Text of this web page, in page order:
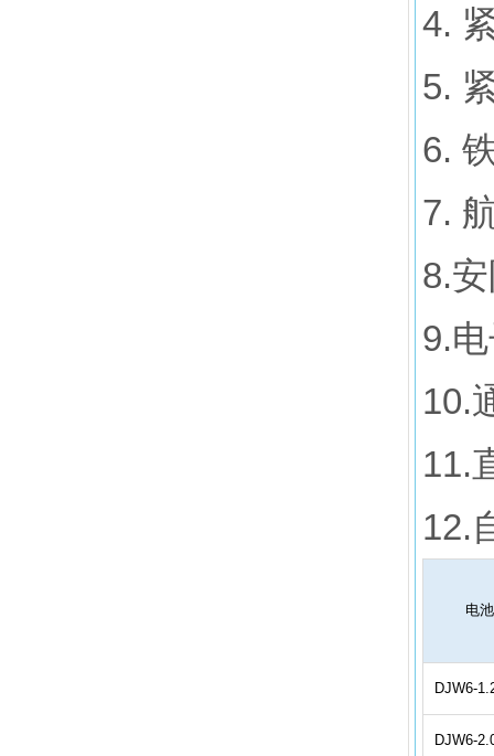
4.
5.
6.
7.
8.
9.
10.
11.
12.
电
DJW6-
DJW6-